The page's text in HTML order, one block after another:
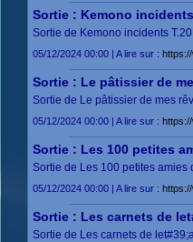
Sortie : Kemono
Sortie de Kemono incidents
05/12/2024 00:00 | A lire sur :
Sortie : Le pâtissier de
Sortie de Le pâtissier de mes
05/12/2024 00:00 | A lire sur :
Sortie : Les 100 petites
Sortie de Les 100 petites amies
05/12/2024 00:00 | A lire sur :
Sortie : Les carnets de
Sortie de Les carnets de